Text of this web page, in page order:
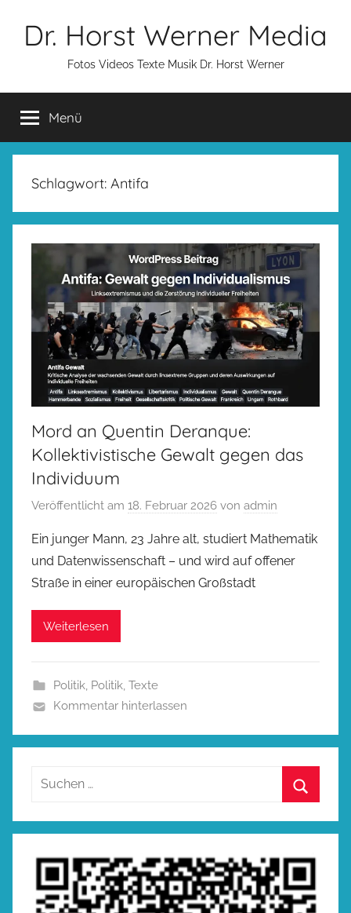
InhaltDr. Horst Werner Media
Fotos Videos Texte Musik Dr. Horst Werner
Menü
Schlagwort: Antifa
Mord an Quentin Deranque:
Kollektivistische Gewalt gegen das
Individuum
Veröffentlicht am 18. Februar 2026 von admin
Ein junger Mann, 23 Jahre alt, studiert Mathematik
und Datenwissenschaft – und wird auf offener
Straße in einer europäischen Großstadt
Weiterlesen
Politik, Politik, Texte
Kommentar hinterlassen
Suchen